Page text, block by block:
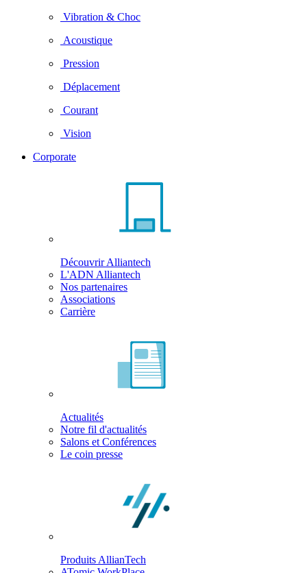
Vibration & Choc
Acoustique
Pression
Déplacement
Courant
Vision
Corporate
Découvrir Alliantech
L'ADN Alliantech
Nos partenaires
Associations
Carrière
Actualités
Notre fil d'actualités
Salons et Conférences
Le coin presse
Produits AllianTech